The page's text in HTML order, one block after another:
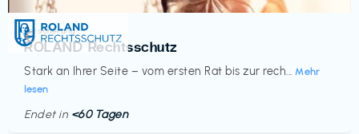
Versicherung
ROLAND Rechtsschutz
Stark an Ihrer Seite – vom ersten Rat bis zur rech... Mehr
lesen
€‎
Endet in <60 Tagen